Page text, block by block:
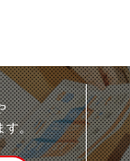
す。